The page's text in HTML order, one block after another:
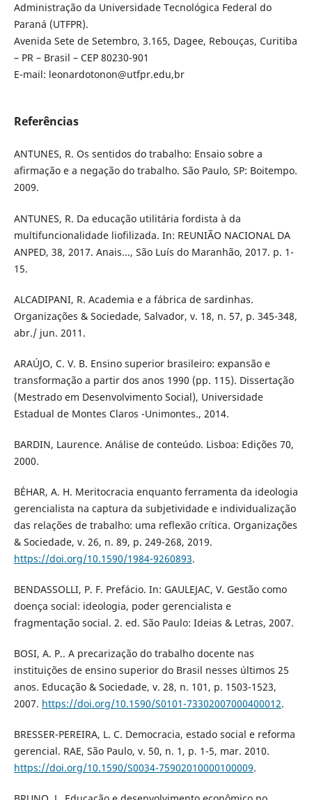
Administração da Universidade Tecnológica Federal do
Paraná (UTFPR).
Avenida Sete de Setembro, 3.165, Dagee, Rebouças, Curitiba
– PR – Brasil – CEP 80230-901
E-mail: leonardotonon@utfpr.edu,br
Referências
ANTUNES, R. Os sentidos do trabalho: Ensaio sobre a
afirmação e a negação do trabalho. São Paulo, SP: Boitempo.
2009.
ANTUNES, R. Da educação utilitária fordista à da
multifuncionalidade liofilizada. In: REUNIÃO NACIONAL DA
ANPED, 38, 2017. Anais..., São Luís do Maranhão, 2017. p. 1-
15.
ALCADIPANI, R. Academia e a fábrica de sardinhas.
Organizações & Sociedade, Salvador, v. 18, n. 57, p. 345-348,
abr./ jun. 2011.
ARAÚJO, C. V. B. Ensino superior brasileiro: expansão e
transformação a partir dos anos 1990 (pp. 115). Dissertação
(Mestrado em Desenvolvimento Social), Universidade
Estadual de Montes Claros -Unimontes., 2014.
BARDIN, Laurence. Análise de conteúdo. Lisboa: Edições 70,
2000.
BÉHAR, A. H. Meritocracia enquanto ferramenta da ideologia
gerencialista na captura da subjetividade e individualização
das relações de trabalho: uma reflexão crítica. Organizações
& Sociedade, v. 26, n. 89, p. 249-268, 2019.
https://doi.org/10.1590/1984-9260893.
BENDASSOLLI, P. F. Prefácio. In: GAULEJAC, V. Gestão como
doença social: ideologia, poder gerencialista e
fragmentação social. 2. ed. São Paulo: Ideias & Letras, 2007.
BOSI, A. P.. A precarização do trabalho docente nas
instituições de ensino superior do Brasil nesses últimos 25
anos. Educação & Sociedade, v. 28, n. 101, p. 1503-1523,
2007. https://doi.org/10.1590/S0101-73302007000400012.
BRESSER-PEREIRA, L. C. Democracia, estado social e reforma
gerencial. RAE, São Paulo, v. 50, n. 1, p. 1-5, mar. 2010.
https://doi.org/10.1590/S0034-75902010000100009.